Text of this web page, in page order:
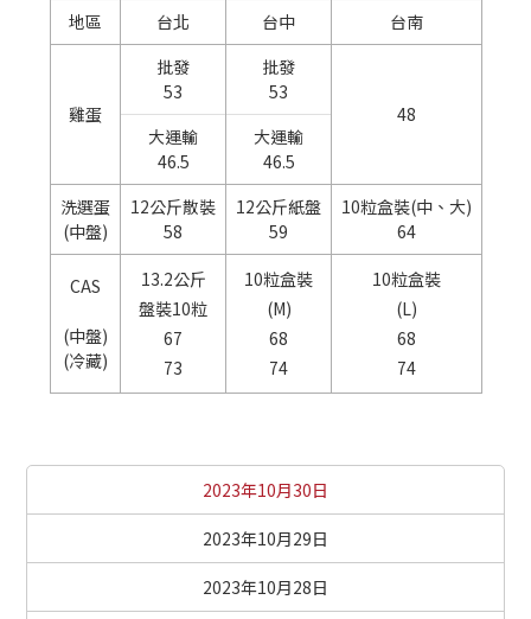
地區
台北 台中 台南
雞蛋
批發
53
批發
53
48
大運輸
46.5
大運輸
46.5
洗選蛋
(中盤)
12公斤散裝
58
12公斤紙盤
59
10粒盒裝(中、大)
64
CAS
(中盤)
(冷藏)
13.2公斤
盤裝10粒
67
73
10粒盒裝
(M)
68
74
10粒盒裝
(L)
68
74
2023年10月30日
2023年10月29日
2023年10月28日